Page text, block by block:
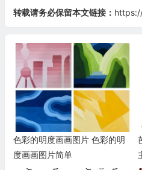
转载请务必保留本文链接：
色彩的明度画画图片 色彩的明
度画画图片简单